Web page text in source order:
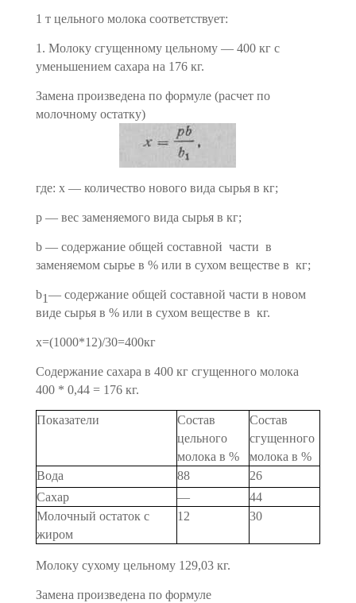
1 т цельного молока соответствует:
1. Молоку сгущенному цельному — 400 кг с
уменьшением сахара на 176 кг.
Замена произведена по формуле (расчет по
молочному остат­ку)
где: х — количество нового вида сырья в кг;
р — вес заменяемого вида сырья в кг;
b— содержание общей составной части в
заменяемом сырье в % или в сухом веществе в кг;
b1— содержание общей составной части в новом
виде сырья в % или в сухом веществе в кг.
х=(1000*12)/30=400кг
Содержание сахара в 400 кг сгущенного молока
400 * 0,44 = 176 кг.
Показатели
Состав
цельного
молока в %
Состав
сгущен­ного
молока в %
Вода
88
26
Сахар
—
44
Молочный остаток с
жиром
12 30
Молоку сухому цельному 129,03 кг.
Замена произведена по формуле